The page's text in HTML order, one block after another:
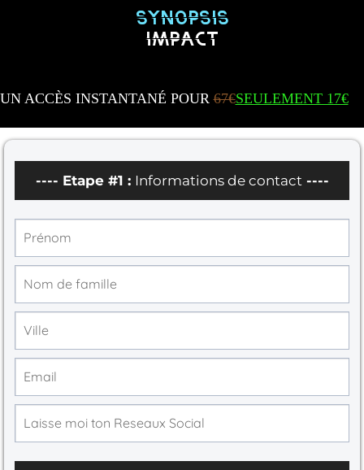
SYNOPSIS
IMPACT
UN ACCÈS INSTANTANÉ POUR67€SEULEMENT 17€
---- Etape #1 : Informations de contact----